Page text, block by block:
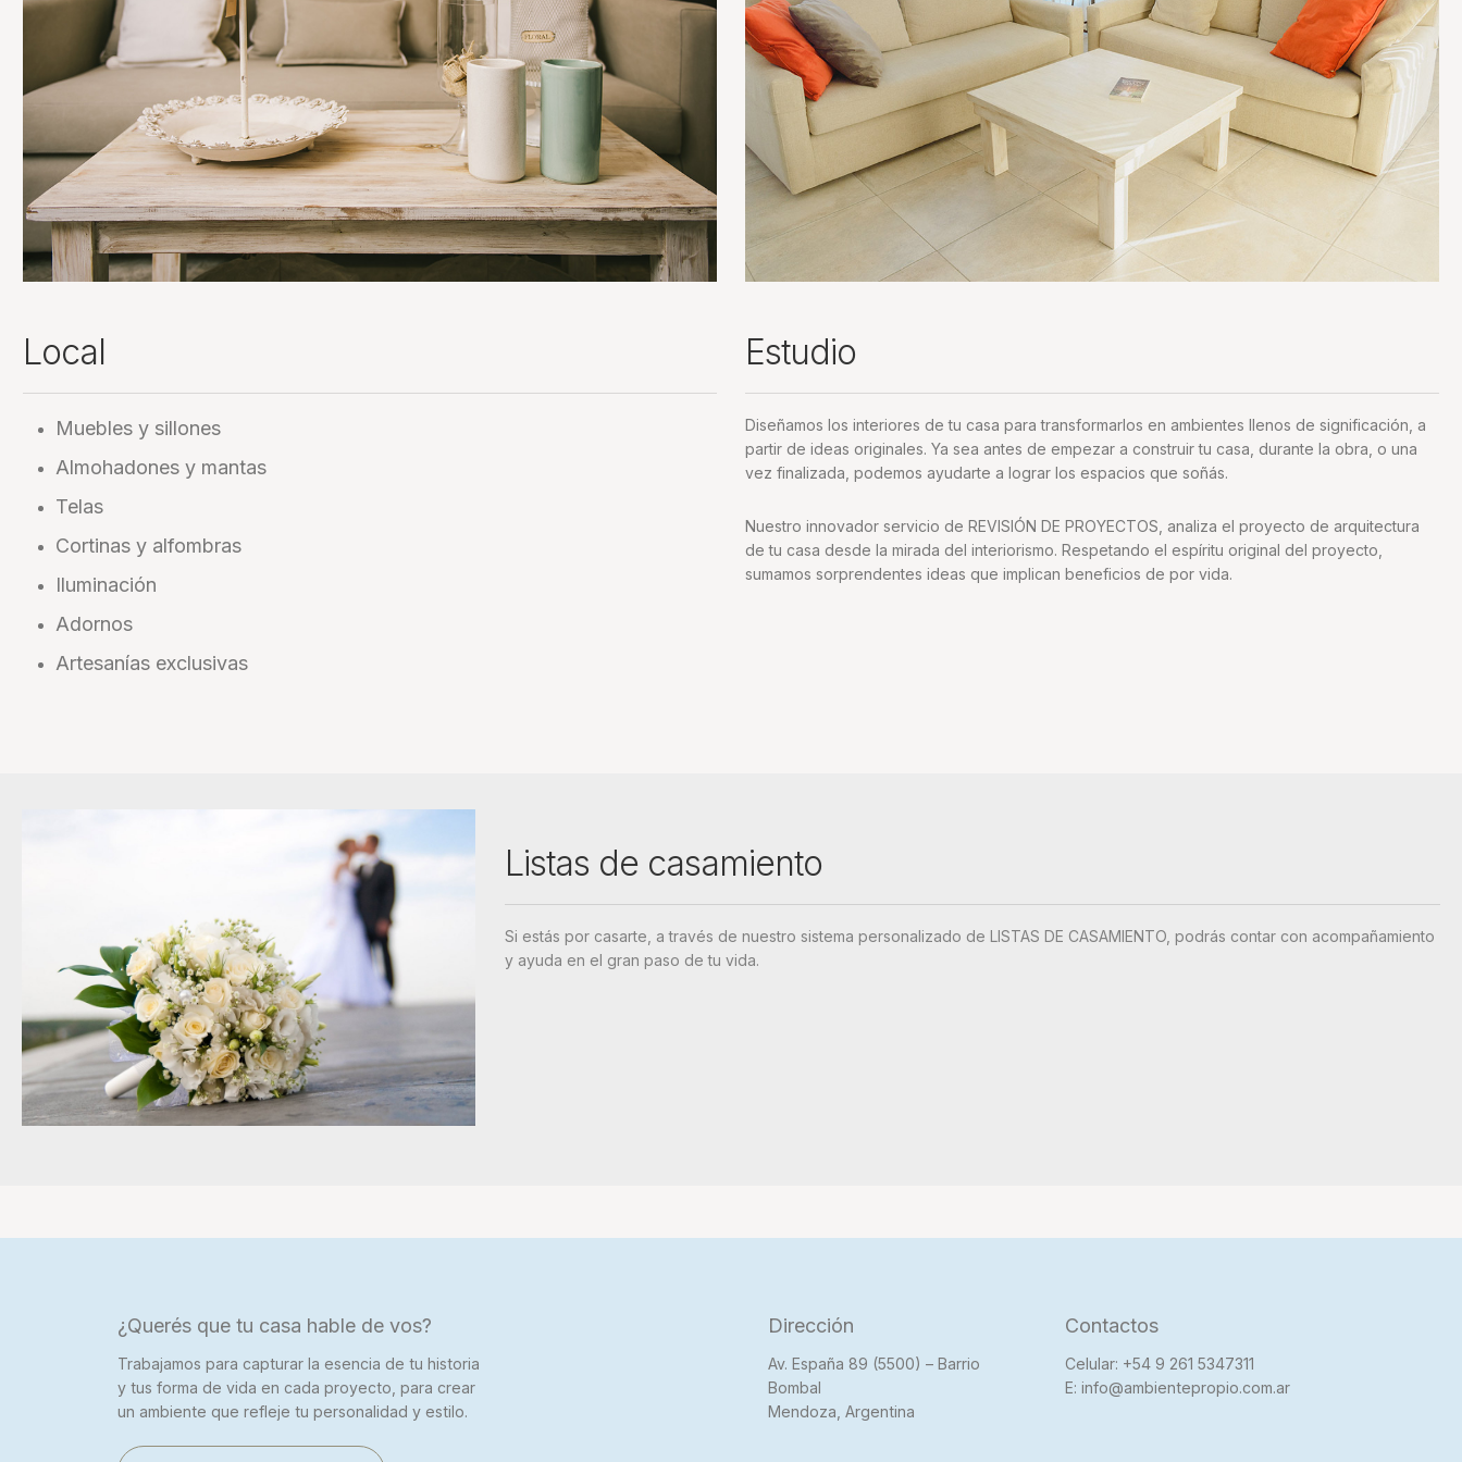
Local
Muebles y sillones
Almohadones y mantas
Telas
Cortinas y alfombras
Iluminación
Adornos
Artesanías exclusivas
Estudio
Diseñamos los interiores de tu casa para transformarlos en ambientes llenos de significación, a
partir de ideas originales. Ya sea antes de empezar a construir tu casa, durante la obra, o una
vez finalizada, podemos ayudarte a lograr los espacios que soñás.
Nuestro innovador servicio de REVISIÓN DE PROYECTOS, analiza el proyecto de arquitectura
de tu casa desde la mirada del interiorismo. Respetando el espíritu original del proyecto,
sumamos sorprendentes ideas que implican beneficios de por vida.
Listas de casamiento
Si estás por casarte, a través de nuestro sistema personalizado de LISTAS DE CASAMIENTO, podrás contar con acompañamiento
y ayuda en el gran paso de tu vida.
¿Querés que tu casa hable de vos?
Trabajamos para capturar la esencia de tu historia
y tus forma de vida en cada proyecto, para crear
un ambiente que refleje tu personalidad y estilo.
Dirección
Av. España 89 (5500) – Barrio
Bombal
Mendoza, Argentina
Contactos
Celular: +54 9 261 5347311
E: info@ambientepropio.com.ar